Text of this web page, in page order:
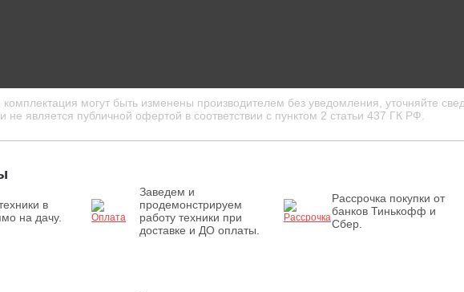
могут быть изменены производителем без уведомления, уточняйте
является публичной офертой в соответствии с пунктом 2 статьи 437 ГК РФ.
в
на дачу.
Заведем и
продемонстрируем
работу техники при
доставке и ДО оплаты.
Рассрочка покупки от
банков Тинькофф и
Сбер.